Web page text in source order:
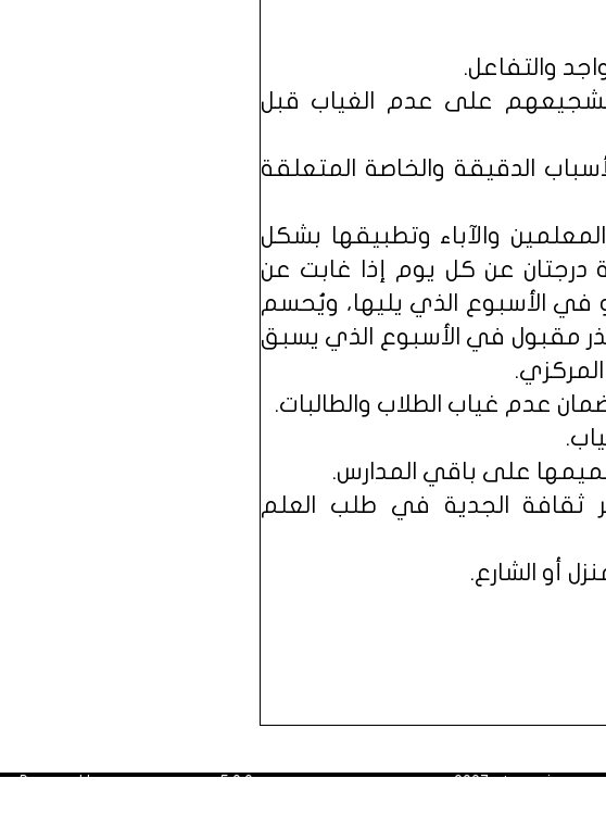
لتشجيعهم على عدم الغياب قبل
الدقيقة والخاصة المتعلقة
والآباء وتطبيقها بشكل
عن كل يوم إذا غابت عن
في الأسبوع الذي يليها، ويُحسم
مقبول في الأسبوع الذي يسبق
المركزي.
ثقافة الجدية في طلب العلم
Powered byDimofinf CMSv5.0.0